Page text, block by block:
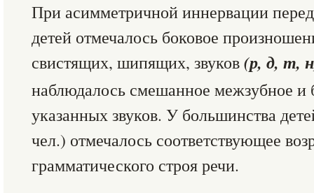
При асимметричной иннервации
детей отмечалось боковое
свистящих, шипящих, звуков(р, д, т,
наблюдалось смешанное межзубное и
указанных звуков. У большинства
чел.) отмечалось соответствующее
грамматического строя речи.